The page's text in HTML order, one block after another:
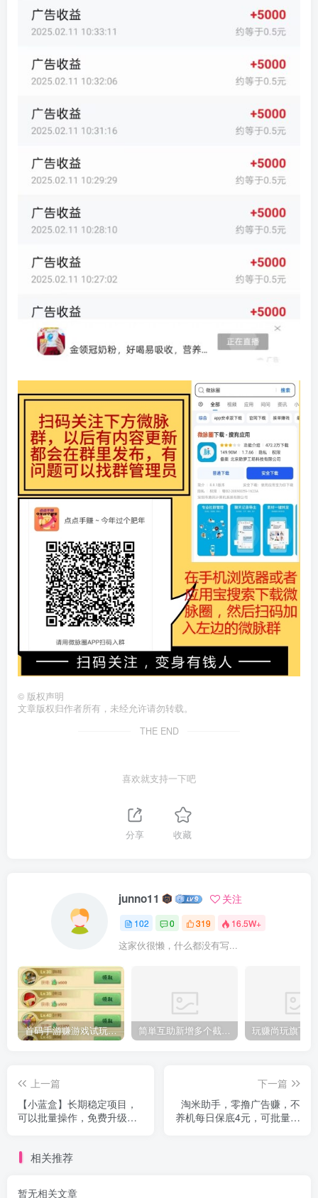
© 版权声明
文章版权归作者所有，未经允许请勿转载。
THE END
喜欢就支持一下吧
分享 收藏
junno11 关注
102 0 319 16.5W+
这家伙很懒，什么都没有写...
首码手游赚游戏试玩全网最高价，豆豆赚模式，单机一天50-100+ 简単互助新增多个截图和录屏的板块，现在每天单机可以保底120+
上一篇
【小蓝盒】长期稳定项目，
可以批量操作，免费升级代
下一篇
淘米助手，零撸广告赚，不
养机每日保底4元，可批量操
相关推荐
暂无相关文章